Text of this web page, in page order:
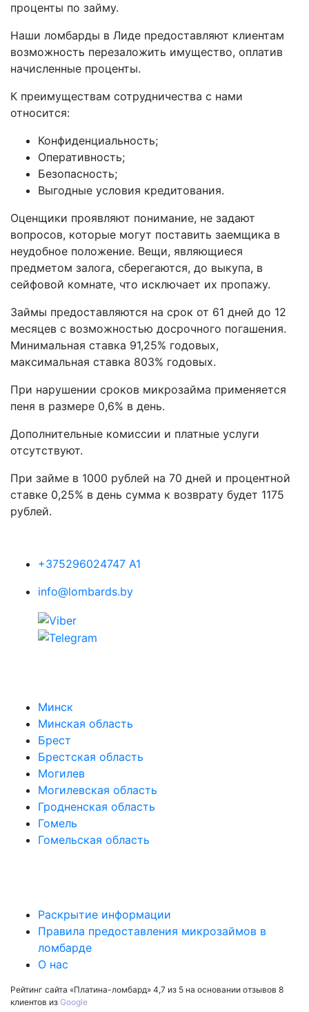
проценты по займу.
Наши ломбарды в Лиде предоставляют клиентам
возможность перезаложить имущество, оплатив
начисленные проценты.
К преимуществам сотрудничества с нами
относится:
Конфиденциальность;
Оперативность;
Безопасность;
Выгодные условия кредитования.
Оценщики проявляют понимание, не задают
вопросов, которые могут поставить заемщика в
неудобное положение. Вещи, являющиеся
предметом залога, сберегаются, до выкупа, в
сейфовой комнате, что исключает их пропажу.
Займы предоставляются на срок от 61 дней до 12
месяцев с возможностью досрочного погашения.
Минимальная ставка 91,25% годовых,
максимальная ставка 803% годовых.
При нарушении сроков микрозайма применяется
пеня в размере 0,6% в день.
Дополнительные комиссии и платные услуги
отсутствуют.
При займе в 1000 рублей на 70 дней и процентной
ставке 0,25% в день сумма к возврату будет 1175
рублей.
Минск
Минская область
Брест
Брестская область
Могилев
Могилевская область
Гродненская область
Гомель
Гомельская область
Раскрытие информации
Правила предоставления микрозаймов в
ломбарде
О нас
+375296024747 A1
info@lombards.by
Рейтинг сайта «Платина-ломбард» 4,7 из 5 на основании отзывов 8
клиентов из Google